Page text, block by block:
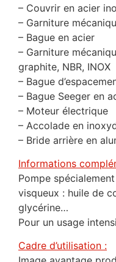
– Couvrir en acier
– Garniture
– Bague en acier
– Garniture
graphite, NBR, INOX
– Bague
– Bague Seeger en
– Moteur électrique
– Accolade en
– Bride arrière en
Informations
Pompe
visqueux : huile de
glycérine…
Pour un usage
Cadre d’utilisation :